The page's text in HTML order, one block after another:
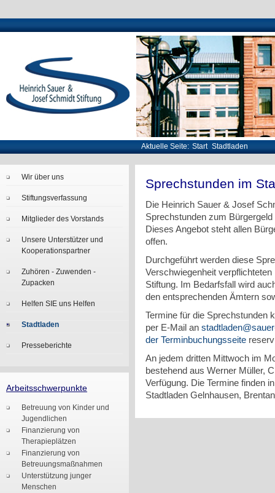
Aktuelle Seite: Start Stadtladen
Wir über uns
Stiftungsverfassung
Mitglieder des Vorstands
Unsere Unterstützer und
Kooperationspartner
Zuhören - Zuwenden -
Zupacken
Helfen SIE uns Helfen
Stadtladen
Presseberichte
Arbeitsschwerpunkte
Betreuung von Kinder und
Jugendlichen
Finanzierung von
Therapieplätzen
Finanzierung von
Betreuungsmaßnahmen
Unterstützung junger
Menschen
Sprechstunden im
Die Heinrich Sauer & Josef
Sprechstunden zum
Dieses Angebot steht allen
offen.
Durchgeführt werden diese
Verschwiegenheit
Stiftung. Im Bedarfsfall wird
den entsprechenden Ämtern
Termine für die Sprechstunden
per E-Mail an
der Terminbuchungsseite
An jedem dritten Mittwoch im
bestehend aus Werner Müller,
Verfügung. Die Termine finden
Stadtladen Gelnhausen,